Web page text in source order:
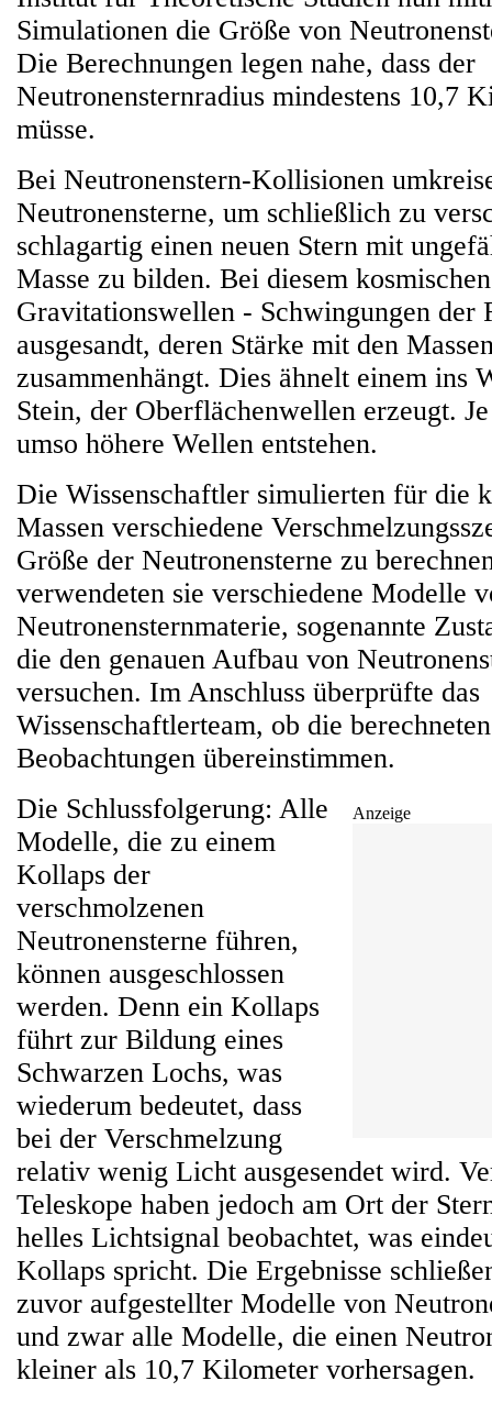
Simulationen die Größe von
Die Berechnungen legen nahe, dass der
Neutronensternradius mindestens 10,7
müsse.
Bei Neutronenstern-Kollisionen
Neutronensterne, um schließlich zu
schlagartig einen neuen Stern mit
Masse zu bilden. Bei diesem
Gravitationswellen - Schwingungen der
ausgesandt, deren Stärke mit den
zusammenhängt. Dies ähnelt einem ins
Stein, der Oberflächenwellen erzeugt.
umso höhere Wellen entstehen.
Die Wissenschaftler simulierten für die
Massen verschiedene
Größe der Neutronensterne zu
verwendeten sie verschiedene Modelle
Neutronensternmaterie, sogenannte
die den genauen Aufbau von
versuchen. Im Anschluss überprüfte das
Wissenschaftlerteam, ob die
Beobachtungen übereinstimmen.
Anzeige
Die Schlussfolgerung: Alle
Modelle, die zu einem
Kollaps der
verschmolzenen
Neutronensterne führen,
können ausgeschlossen
werden. Denn ein Kollaps
führt zur Bildung eines
Schwarzen Lochs, was
wiederum bedeutet, dass
bei der Verschmelzung
relativ wenig Licht ausgesendet wird.
Teleskope haben jedoch am Ort der
helles Lichtsignal beobachtet, was
Kollaps spricht. Die Ergebnisse
zuvor aufgestellter Modelle von
und zwar alle Modelle, die einen
kleiner als 10,7 Kilometer vorhersagen.